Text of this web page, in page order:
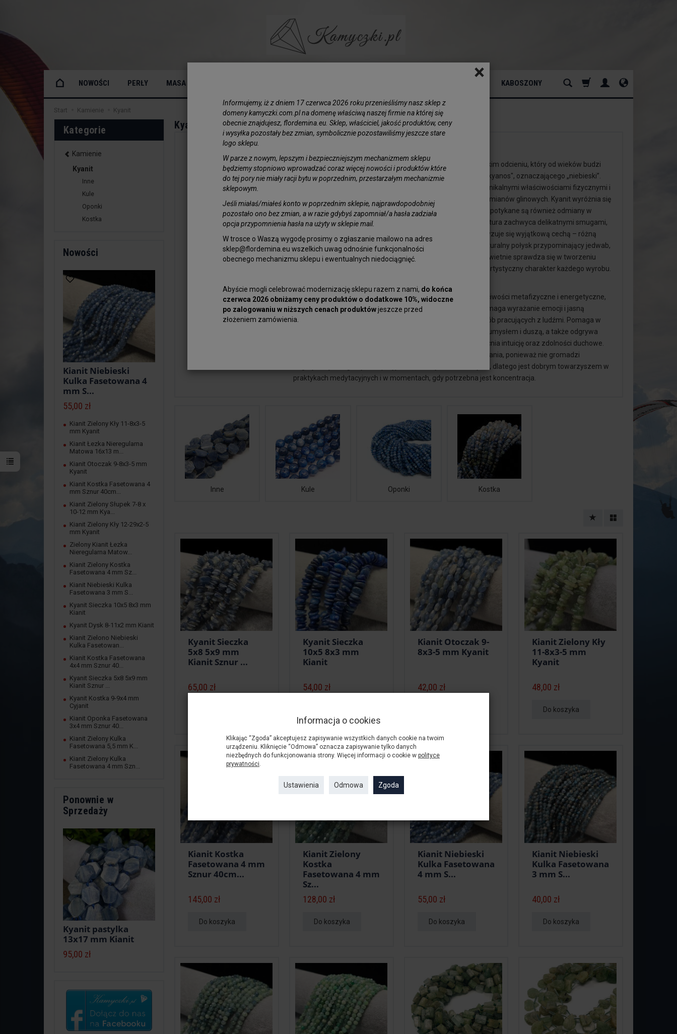
×
Informujemy, iż z dniem 17 czerwca 2026 roku przenieśliśmy nasz sklep z
domeny kamyczki.com.pl na domenę właściwą naszej firmie na której się
obecnie znajdujesz, flordemina.eu. Sklep, właściciel, jakość produktów, ceny
i wysyłka pozostały bez zmian, symbolicznie pozostawiliśmy jeszcze stare
logo sklepu.
W parze z nowym, lepszym i bezpieczniejszym mechanizmem sklepu
będziemy stopniowo wprowadzać coraz więcej nowości i produktów które
do tej pory nie miały racji bytu w poprzednim, przestarzałym mechanizmie
sklepowym.
Jeśli miałaś/miałeś konto w poprzednim sklepie, najprawdopodobniej
pozostało ono bez zmian, a w razie gdybyś zapomniał/a hasła zadziała
opcja przypomnienia hasła na użyty w sklepie mail.
W trosce o Waszą wygodę prosimy o zgłaszanie mailowo na adres
sklep@flordemina.eu wszelkich uwag odnośnie funkcjonalności
obecnego mechanizmu sklepu i ewentualnych niedociągnięć.
Abyście mogli celebrować modernizację sklepu razem z nami, do końca
czerwca 2026 obniżamy ceny produktów o dodatkowe 10%, widoczne
po zalogowaniu w niższych cenach produktówjeszcze przed
złożeniem zamówienia.
NOWOŚCI PERŁY MASA PERŁOWA KABOSZONY
Start Kamienie Kyanit
Kyanit
Kamień naturalny kyanit to minerał o hipnotyzującym, niebieskim odcieniu, który od wieków budzi
podziw i zachwyt. Jego nazwa pochodzi od greckiego słowa "kyanos", oznaczającego „niebieski”.
Ten naturalny kamień, znany także jako dysten, wyróżnia się unikalnymi właściwościami fizycznymi i
energetycznymi. Kyanit kamień to rzadki minerał z grupy krzemianów glinowych. Kyanit wyróżnia się
unikalnym kolorem, najczęściej intensywnie niebieskim, choć spotykane są również odmiany w
odcieniach zielonym, szarym, białym czy czarnym. Jego struktura zachwyca delikatnymi smugami,
które dają niepowtarzalny wygląd. Co więcej, kyanit charakteryzuje się wyjątkową cechą – różną
twardością. Po odpowiednim oszlifowaniu kamień zyskuje naturalny połysk przypominający jedwab,
dzięki czemu doskonale prezentuje się biżuteria z kyanitem. Świetnie sprawdza się w tworzeniu
oryginalnych amuletów czy dekoracyjnych ozdób i podkreśla artystyczny charakter każdego wyrobu.
Nasz sklep proponuje kyanit, który jest ceniony za swoje właściwości metafizyczne i energetyczne,
dzięki którym uchodzi za kamień harmonii i równowagi. Wspomaga wyrażanie emocji i jasną
komunikację, co sprawia, że jest szczególnie przydatny dla osób pracujących z ludźmi. Pomaga w
harmonizowaniu energii, wspiera równowagę między ciałem, umysłem i duszą, a także odgrywa
ważną rolę w rozwoju duchowym, otwiera trzecie oko i wzmacnia intuicję oraz zdolności duchowe.
Jedną z jego unikalnych cech jest brak konieczności oczyszczania, ponieważ nie gromadzi
negatywnej energii. Kyanit sprzyja również wyciszeniu umysłu, dlatego jest dobrym towarzyszem w
praktykach medytacyjnych i w momentach, gdy potrzebna jest koncentracja.
Inne Kule Oponki Kostka
Kyanit Sieczka
5x8 5x9 mm
Kianit Sznur ...
65,00 zł
Kyanit Sieczka
10x5 8x3 mm
Kianit
54,00 zł
Kianit Otoczak 9-
8x3-5 mm Kyanit
42,00 zł
Kianit Zielony Kły
11-8x3-5 mm
Kyanit
48,00 zł
Do koszyka
Kianit Kostka
Fasetowana 4 mm
Sznur 40cm...
145,00 zł
Do koszyka
Kianit Zielony
Kostka
Fasetowana 4 mm
Sz...
128,00 zł
Do koszyka
Kianit Niebieski
Kulka Fasetowana
4 mm S...
55,00 zł
Do koszyka
Kianit Niebieski
Kulka Fasetowana
3 mm S...
40,00 zł
Do koszyka
Kategorie
Kamienie
Kyanit
Inne
Kule
Oponki
Kostka
Nowości
Kianit Niebieski
Kulka Fasetowana 4
mm S...
55,00 zł
Kianit Zielony Kły 11-8x3-5
mm Kyanit
Kianit Łezka Nieregularna
Matowa 16x13 m...
Kianit Otoczak 9-8x3-5 mm
Kyanit
Kianit Kostka Fasetowana 4
mm Sznur 40cm...
Kianit Zielony Słupek 7-8 x
10-12 mm Kya...
Kianit Zielony Kły 12-29x2-5
mm Kyanit
Zielony Kianit Łezka
Nieregularna Matow...
Kianit Zielony Kostka
Fasetowana 4 mm Sz...
Kianit Niebieski Kulka
Fasetowana 3 mm S...
Kyanit Sieczka 10x5 8x3 mm
Kianit
Kyanit Dysk 8-11x2 mm Kianit
Kianit Zielono Niebieski
Kulka Fasetowan...
Kianit Kostka Fasetowana
4x4 mm Sznur 40...
Kyanit Sieczka 5x8 5x9 mm
Kianit Sznur ...
Kyanit Kostka 9-9x4 mm
Cyjanit
Kianit Oponka Fasetowana
3x4 mm Sznur 40...
Kianit Zielony Kulka
Fasetowana 5,5 mm K...
Kianit Zielony Kulka
Fasetowana 4 mm Szn...
Ponownie w
Sprzedaży
Kyanit pastylka
13x17 mm Kianit
95,00 zł
Informacja o cookies
Klikając “Zgoda” akceptujesz zapisywanie wszystkich danych cookie na twoim
urządzeniu. Kliknięcie “Odmowa” oznacza zapisywanie tylko danych
niezbędnych do funkcjonowania strony. Więcej informacji o cookie w polityce
prywatności.
Ustawienia Odmowa Zgoda